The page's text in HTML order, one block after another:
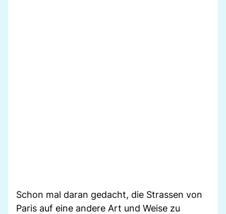
Schon mal daran gedacht, die Strassen von
Paris auf eine andere Art und Weise zu